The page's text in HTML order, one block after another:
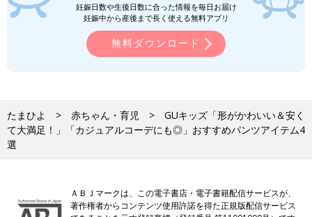
妊娠日数や生後日数に合った情報を毎日お届け
妊娠中から産後まで長く使える無料アプリ
無料ダウンロード
たまひよ 赤ちゃん・育児
GUキッズ「形がかわいい＆安く
て大満足！」「カジュアルコーデにも◎」おすすめパンツアイテム4
選
ＡＢＪマークは、この電子書店・電子書籍配信サービスが、
著作権者からコンテンツ使用許諾を得た正規版配信サービス